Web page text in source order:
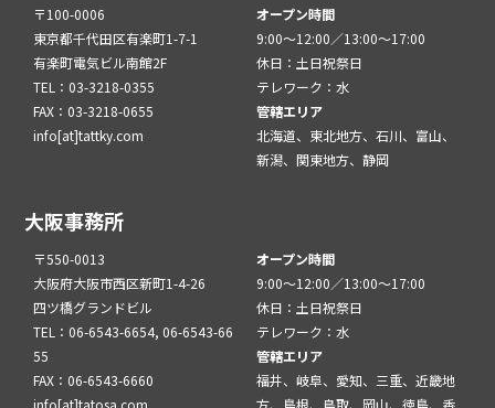
〒100-0006
東京都千代田区有楽町1-7-1
有楽町電気ビル南館2F
TEL：03-3218-0355
FAX：03-3218-0655
info[at]tattky.com
オープン時間
9:00～12:00／13:00～17:00
休日：土日祝祭日
テレワーク：水
管轄エリア
北海道、東北地方、石川、富山、
新潟、関東地方、静岡
大阪事務所
〒550-0013
大阪府大阪市西区新町1-4-26
四ツ橋グランドビル
TEL：06-6543-6654, 06-6543-66
55
FAX：06-6543-6660
info[at]tatosa.com
オープン時間
9:00～12:00／13:00～17:00
休日：土日祝祭日
テレワーク：水
管轄エリア
福井、岐阜、愛知、三重、近畿地
方、島根、鳥取、岡山、徳島、香